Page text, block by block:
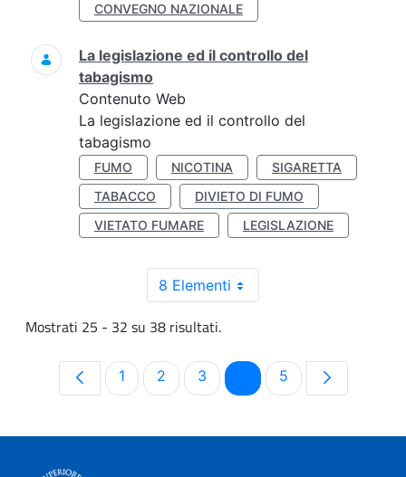
CONVEGNO NAZIONALE
La legislazione ed il controllo del
tabagismo
Contenuto Web
La legislazione ed il controllo del
tabagismo
FUMO NICOTINA
SIGARETTA
TABACCO
DIVIETO DI FUMO
VIETATO FUMARE
LEGISLAZIONE
8 Elementi
Mostrati 25 - 32 su 38 risultati.
Pagina
1 Pagina
2 Pagina
3 PaginaPagina
5